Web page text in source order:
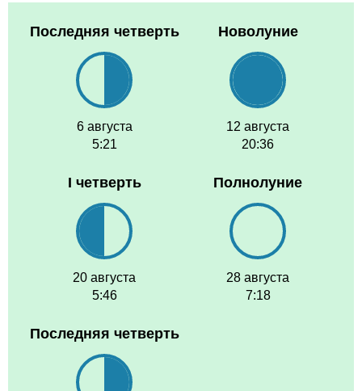
Последняя четверть
6 августа
5:21
Новолуние
12 августа
20:36
I четверть
20 августа
5:46
Полнолуние
28 августа
7:18
Последняя четверть